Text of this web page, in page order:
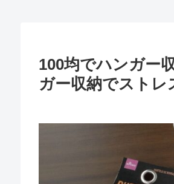
100均でハンガー
ガー収納でストレ